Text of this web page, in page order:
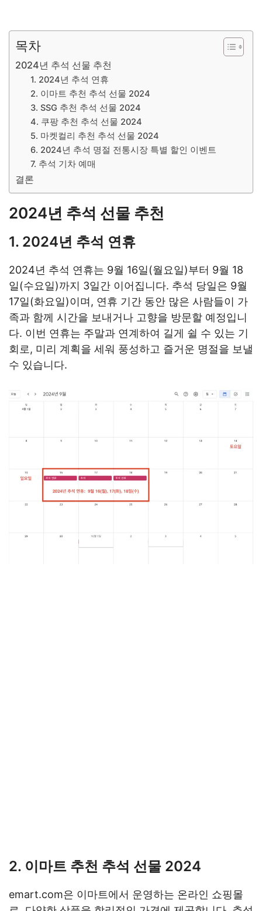
목차
2024년 추석 선물 추천
1. 2024년 추석 연휴
2. 이마트 추천 추석 선물 2024
3. SSG 추천 추석 선물 2024
4. 쿠팡 추천 추석 선물 2024
5. 마켓컬리 추천 추석 선물 2024
6. 2024년 추석 명절 전통시장 특별 할인 이벤트
7. 추석 기차 예매
결론
2024년 추석 선물 추천
1. 2024년 추석 연휴
2024년 추석 연휴는 9월 16일(월요일)부터 9월 18
일(수요일)까지 3일간 이어집니다. 추석 당일은 9월
17일(화요일)이며, 연휴 기간 동안 많은 사람들이 가
족과 함께 시간을 보내거나 고향을 방문할 예정입니
다. 이번 연휴는 주말과 연계하여 길게 쉴 수 있는 기
회로, 미리 계획을 세워 풍성하고 즐거운 명절을 보낼
수 있습니다.
2. 이마트 추천 추석 선물 2024
emart.com은 이마트에서 운영하는 온라인 쇼핑몰